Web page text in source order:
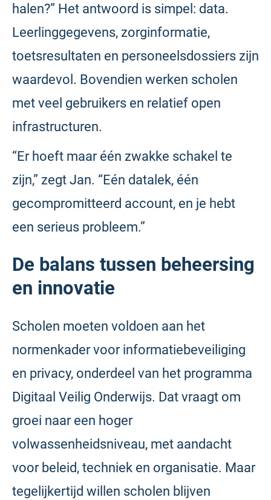
halen?” Het antwoord is simpel: data.
Leerlinggegevens, zorginformatie,
toetsresultaten en personeelsdossiers zijn
waardevol. Bovendien werken scholen
met veel gebruikers en relatief open
infrastructuren.
“Er hoeft maar één zwakke schakel te
zijn,” zegt Jan. “Eén datalek, één
gecompromitteerd account, en je hebt
een serieus probleem.”
De balans tussen beheersing
en innovatie
Scholen moeten voldoen aan het
normenkader voor informatiebeveiliging
en privacy, onderdeel van het programma
Digitaal Veilig Onderwijs. Dat vraagt om
groei naar een hoger
volwassenheidsniveau, met aandacht
voor beleid, techniek en organisatie. Maar
tegelijkertijd willen scholen blijven